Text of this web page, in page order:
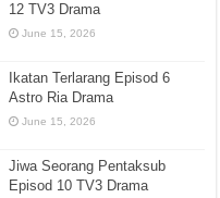
12 TV3 Drama
June 15, 2026
Ikatan Terlarang Episod 6
Astro Ria Drama
June 15, 2026
Jiwa Seorang Pentaksub
Episod 10 TV3 Drama